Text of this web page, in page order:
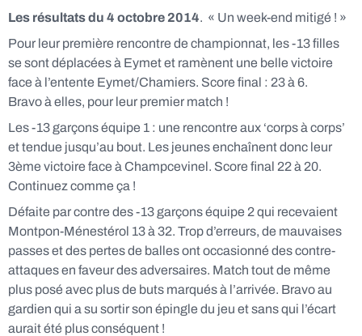
Les résultats du 4 octobre 2014. « Un week-end mitigé ! »
Pour leur première rencontre de championnat, les -13 filles
se sont déplacées à Eymet et ramènent une belle victoire
face à l’entente Eymet/Chamiers. Score final : 23 à 6.
Bravo à elles, pour leur premier match !
Les -13 garçons équipe 1 : une rencontre aux ‘corps à corps’
et tendue jusqu’au bout. Les jeunes enchaînent donc leur
3ème victoire face à Champcevinel. Score final 22 à 20.
Continuez comme ça !
Défaite par contre des -13 garçons équipe 2 qui recevaient
Montpon-Ménestérol 13 à 32. Trop d’erreurs, de mauvaises
passes et des pertes de balles ont occasionné des contre-
attaques en faveur des adversaires. Match tout de même
plus posé avec plus de buts marqués à l’arrivée. Bravo au
gardien qui a su sortir son épingle du jeu et sans qui l’écart
aurait été plus conséquent !